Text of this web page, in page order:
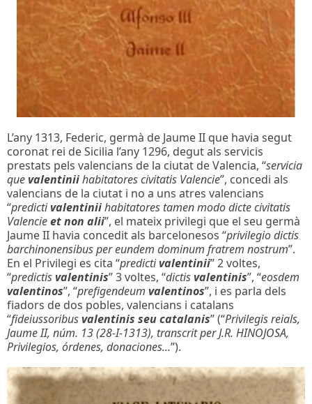
L’any 1313, Federic, germà de Jaume II que havia segut
coronat rei de Sicilia l’any 1296, degut als servicis
prestats pels valencians de la ciutat de Valencia, “servicia
quevalentiniihabitatores civitatis Valencie”, concedi als
valencians de la ciutat i no a uns atres valencians
“predictivalentiniihabitatores tamen modo dicte civitatis
Valencieet non alii”, el mateix privilegi que el seu germà
Jaume II havia concedit als barcelonesos “privilegio dictis
barchinonensibus per eundem dominum fratrem nostrum”.
En el Privilegi es cita “predictivalentinii” 2 voltes,
“predictisvalentinis” 3 voltes, “dictisvalentinis”, “eosdem
valentinos”, “prefigendeum valentinos”, i es parla dels
fiadors de dos pobles, valencians i catalans
“fideiussoribusvalentinis seu catalanis” (“Privilegis reials,
Jaume II, núm. 13 (28-I-1313), transcrit per J.R. HINOJOSA,
Privilegios, órdenes, donaciones...”).